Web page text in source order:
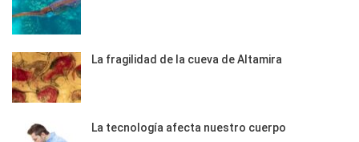
La fragilidad de la cueva de Altamira
La tecnología afecta nuestro cuerpo